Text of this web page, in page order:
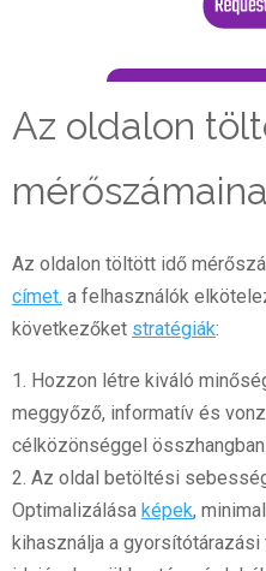
Az oldalon
Az oldalon töltött idő
címet. a felhasználók
következőket stratégiák:
1. Hozzon létre kiváló
meggyőző, informatív és
célközönséggel összhangban
2. Az oldal betöltési
Optimalizálása képek,
kihasználja a